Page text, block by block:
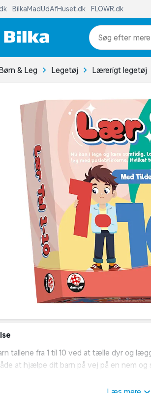
BilkaMadUdAfHuset.dk FLOWR.dk
& Leg Legetøj Lærerigt legetøj
tallene fra 1 til 10 ved at tælle dyr og
at hjælpe dit barn på vej på en nem og